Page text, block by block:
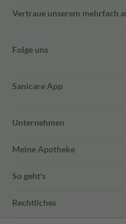
Vertraue unserem mehrfach
Folge uns
Sanicare App
Unternehmen
Meine Apotheke
So geht's
Rechtliches